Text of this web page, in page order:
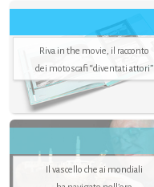
Riva in the movie, il racconto
dei motoscafi “diventati attori”
Il vascello che ai mondiali